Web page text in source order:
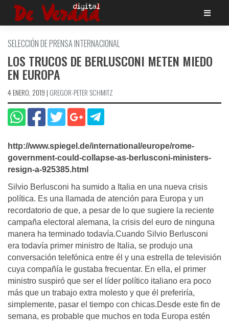
Saltar
SELECCIÓN DE PRENSA INTERNACIONAL
LOS TRUCOS DE BERLUSCONI METEN MIEDO
EN EUROPA
4 ENERO, 2019 | GREGOR-PETER SCHMITZ
http://www.spiegel.de/international/europe/rome-
government-could-collapse-as-berlusconi-ministers-
resign-a-925385.html
Silvio Berlusconi ha sumido a Italia en una nueva crisis
política. Es una llamada de atención para Europa y un
recordatorio de que, a pesar de lo que sugiere la reciente
campaña electoral alemana, la crisis del euro de ninguna
manera ha terminado todavía.Cuando Silvio Berlusconi
era todavía primer ministro de Italia, se produjo una
conversación telefónica entre él y una estrella de televisión
cuya compañía le gustaba frecuentar. En ella, el primer
ministro suspiró que ser el líder político italiano era poco
más que un trabajo extra molesto y que él preferiría,
simplemente, pasar el tiempo con chicas.Desde este fin de
semana, es probable que muchos en toda Europa estén